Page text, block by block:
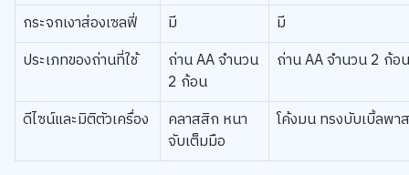
กระจกเงาส่องเซลฟี่ มี
มี
ประเภทของถ่านที่ใช้
ถ่าน AA จำนวน
2 ก้อน
ถ่าน AA จำนวน 2 ก้อน
ดีไซน์และมิติตัวเครื่อง
คลาสสิก หนา
จับเต็มมือ
โค้งมน ทรงบับเบิ้ลพา